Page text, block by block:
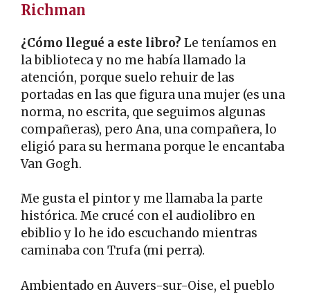
Richman
¿Cómo llegué a este libro? Le teníamos en
la biblioteca y no me había llamado la
atención, porque suelo rehuir de las
portadas en las que figura una mujer (es una
norma, no escrita, que seguimos algunas
compañeras), pero Ana, una compañera, lo
eligió para su hermana porque le encantaba
Van Gogh.
Me gusta el pintor y me llamaba la parte
histórica. Me crucé con el audiolibro en
ebiblio y lo he ido escuchando mientras
caminaba con Trufa (mi perra).
Ambientado en Auvers-sur-Oise, el pueblo